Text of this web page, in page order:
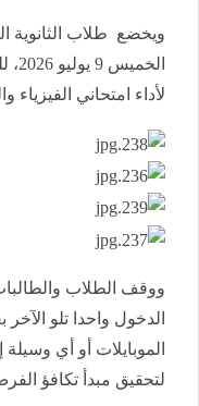
ويخضع طلاب الثانوية
لأداء امتحاني الفيزياء والتاريخ من 9
ووقف الطلاب
الدخول واحدا تلو
الموبايلات أو أي
لتحقيق مبدأ تكافؤ